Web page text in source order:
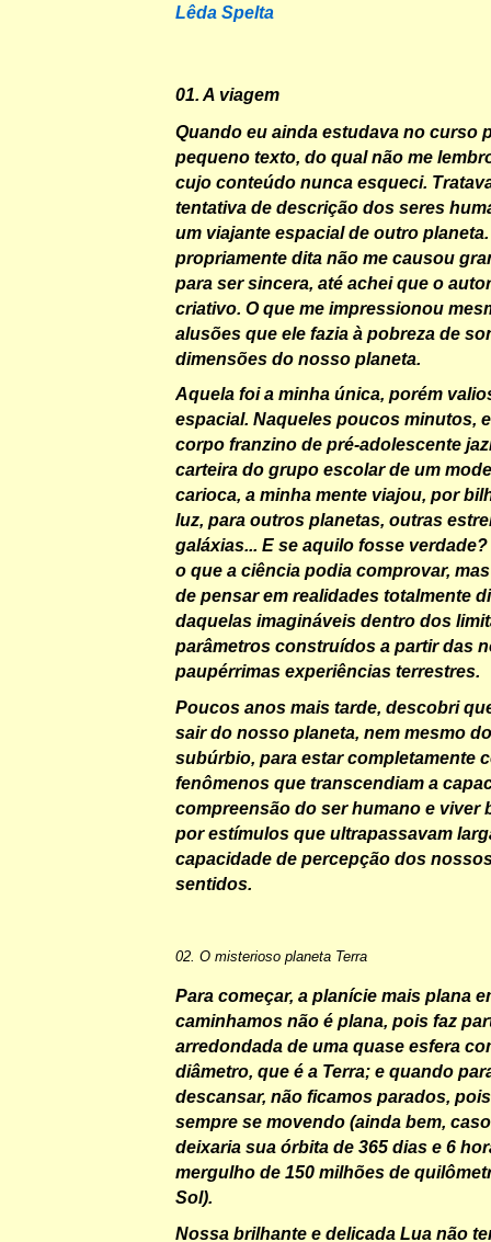
Lêda Spelta
01. A viagem
Quando eu ainda estudava no curso
pequeno texto, do qual não me
cujo conteúdo nunca esqueci.
tentativa de descrição dos seres
um viajante espacial de outro
propriamente dita não me causou
para ser sincera, até achei que o
criativo. O que me impressionou
alusões que ele fazia à pobreza de
dimensões do nosso planeta.
Aquela foi a minha única, porém
espacial. Naqueles poucos minutos,
corpo franzino de pré-adolescente
carteira do grupo escolar de um
carioca, a minha mente viajou, por
luz, para outros planetas, outras
galáxias... E se aquilo fosse
o que a ciência podia comprovar,
de pensar em realidades totalmente
daquelas imagináveis dentro dos
parâmetros construídos a partir das
paupérrimas experiências terrestres.
Poucos anos mais tarde, descobri
sair do nosso planeta, nem mesmo
subúrbio, para estar completamente
fenômenos que transcendiam a
compreensão do ser humano e viver
por estímulos que ultrapassavam
capacidade de percepção dos
sentidos.
02. O misterioso planeta Terra
Para começar, a planície mais plana
caminhamos não é plana, pois faz
arredondada de uma quase esfera
diâmetro, que é a Terra; e quando
descansar, não ficamos parados,
sempre se movendo (ainda bem,
deixaria sua órbita de 365 dias e 6
mergulho de 150 milhões de
Sol).
Nossa brilhante e delicada Lua não